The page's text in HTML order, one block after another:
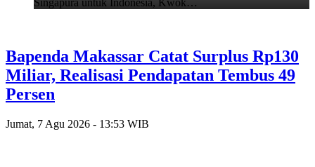
Singapura untuk Indonesia, Kwok…
Bapenda Makassar Catat Surplus Rp130
Miliar, Realisasi Pendapatan Tembus 49
Persen
Jumat, 7 Agu 2026 - 13:53 WIB